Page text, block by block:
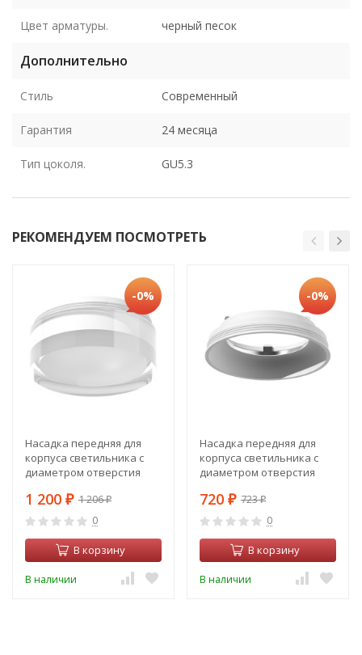
Цвет арматуры. черный песок
Дополнительно
Стиль Современный
Гарантия 24 месяца
Тип цоколя. GU5.3
РЕКОМЕНДУЕМ ПОСМОТРЕТЬ
-0%
Насадка передняя для
корпуса светильника с
диаметром отверстия
Spot N7160
1 200 ₽ 1 206₽
0
В корзину
В наличии
-0%
Насадка передняя для
корпуса светильника с
диаметром отверстия
Spot N7020
720 ₽ 723₽
0
В корзину
В наличии